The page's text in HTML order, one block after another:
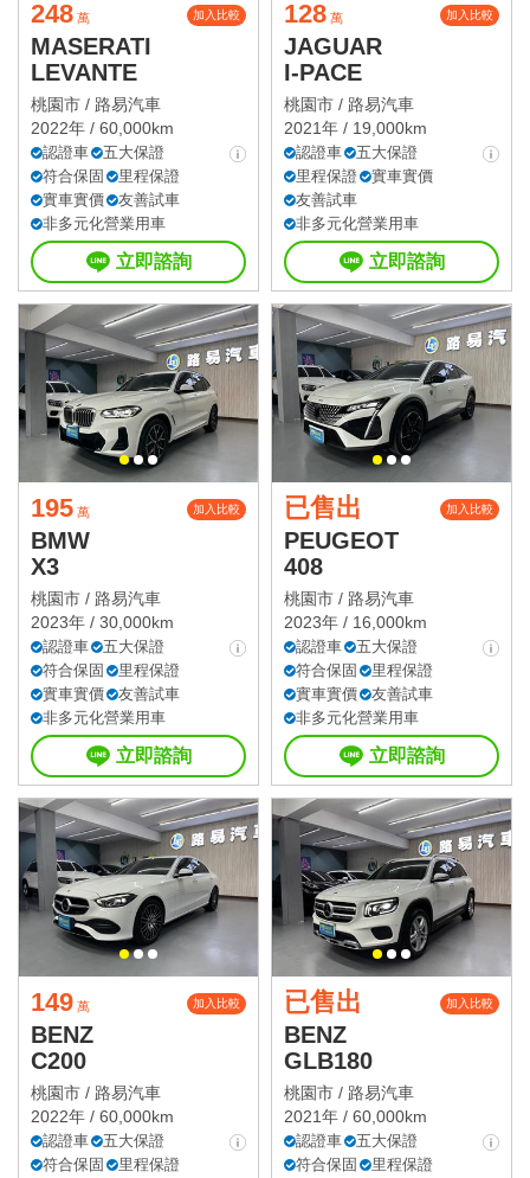
248 萬 加入比較
MASERATI
LEVANTE
桃園市 / 路易汽車
2022年 / 60,000km
認證車
五大保證
符合保固
里程保證
實車實價
友善試車
非多元化營業用車
立即諮詢
128 萬 加入比較
JAGUAR
I-PACE
桃園市 / 路易汽車
2021年 / 19,000km
認證車
五大保證
里程保證
實車實價
友善試車
非多元化營業用車
立即諮詢
195 萬 加入比較
BMW
X3
桃園市 / 路易汽車
2023年 / 30,000km
認證車
五大保證
符合保固
里程保證
實車實價
友善試車
非多元化營業用車
立即諮詢
已售出 加入比較
PEUGEOT
408
桃園市 / 路易汽車
2023年 / 16,000km
認證車
五大保證
符合保固
里程保證
實車實價
友善試車
非多元化營業用車
立即諮詢
149 萬 加入比較
BENZ
C200
桃園市 / 路易汽車
2022年 / 60,000km
認證車
五大保證
符合保固
里程保證
已售出 加入比較
BENZ
GLB180
桃園市 / 路易汽車
2021年 / 60,000km
認證車
五大保證
符合保固
里程保證